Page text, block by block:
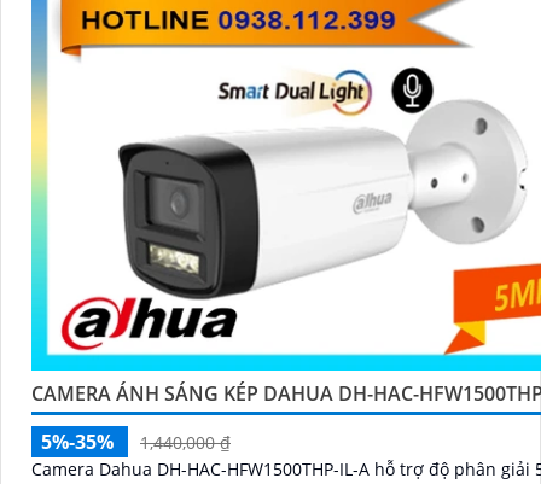
CAMERA ÁNH SÁNG KÉP DAHUA DH-HAC-
5%-35%
1,440,000 ₫
Camera Dahua DH-HAC-HFW1500THP-IL-A hỗ trợ độ phân giải